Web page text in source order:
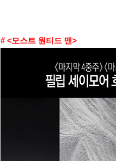
# <모스트 원티드 맨>